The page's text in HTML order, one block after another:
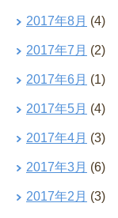
2017年8月 (4)
2017年7月 (2)
2017年6月 (1)
2017年5月 (4)
2017年4月 (3)
2017年3月 (6)
2017年2月 (3)